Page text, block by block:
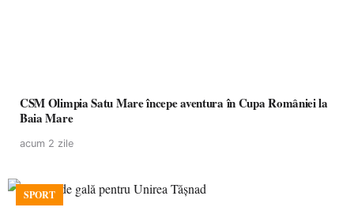
CSM Olimpia Satu Mare începe aventura în Cupa României la
Baia Mare
acum 2 zile
SPORT